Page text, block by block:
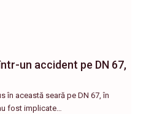
un accident pe DN 67,
în această seară pe DN 67, în
fost implicate…